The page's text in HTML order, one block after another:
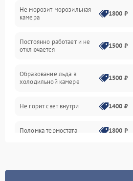
Дренаж
Не морозит морозильная
камера
1800 ₽
Постоянно работает и не
отключается
1500 ₽
Образование льда в
холодильной камере
1500 ₽
Не горит свет внутри 1400 ₽
Поломка термостата 1800 ₽